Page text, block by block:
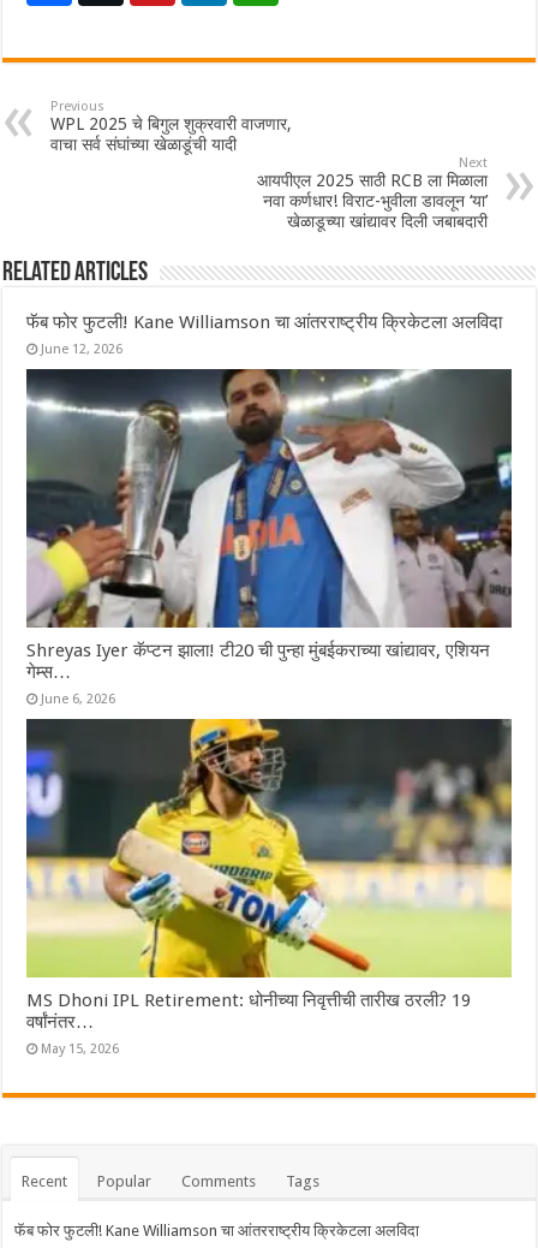
Previous
WPL 2025 चे बिगुल शुक्रवारी वाजणार,
वाचा सर्व संघांच्या खेळाडूंची यादी
Next
आयपीएल 2025 साठी RCB ला मिळाला
नवा कर्णधार! विराट-भुवीला डावलून ‘या’
खेळाडूच्या खांद्यावर दिली जबाबदारी
Related Articles
फॅब फोर फुटली! Kane Williamson चा आंतरराष्ट्रीय क्रिकेटला अलविदा
June 12, 2026
Shreyas Iyer कॅप्टन झाला! टी20 ची पुन्हा मुंबईकराच्या खांद्यावर, एशियन
गेम्स…
June 6, 2026
MS Dhoni IPL Retirement: धोनीच्या निवृत्तीची तारीख ठरली? 19
वर्षांनंतर…
May 15, 2026
Recent Popular Comments Tags
फॅब फोर फुटली! Kane Williamson चा आंतरराष्ट्रीय क्रिकेटला अलविदा